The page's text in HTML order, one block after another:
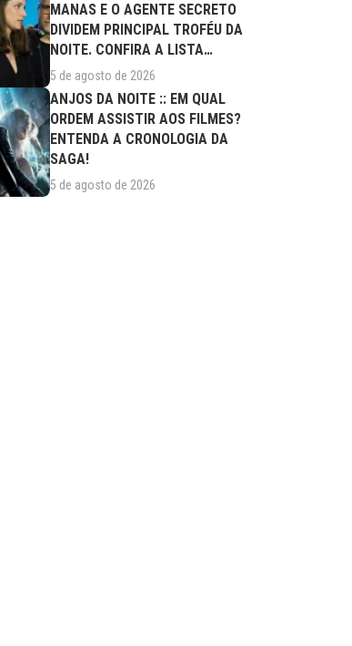
MANAS E O AGENTE SECRETO
DIVIDEM PRINCIPAL TROFÉU DA
NOITE. CONFIRA A LISTA
COMPLETA DE...
5 de agosto de 2026
ANJOS DA NOITE :: EM QUAL
ORDEM ASSISTIR AOS FILMES?
ENTENDA A CRONOLOGIA DA
SAGA!
5 de agosto de 2026